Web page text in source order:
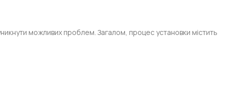
можливих проблем. Загалом, процес установки містить